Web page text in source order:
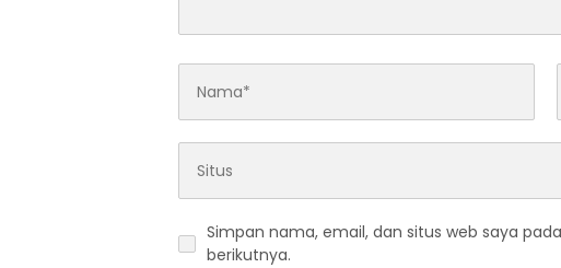
Simpan nama, email, dan situs web saya
berikutnya.